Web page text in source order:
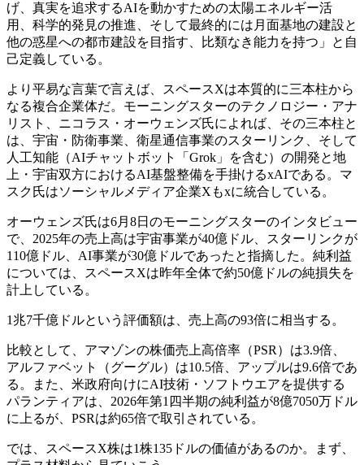
げ、真実を追求するAIを動かすための太陽エネルギー活
用、科学的発見の推進、そして最終的には月面基地の建設と
他の惑星への都市建設を目指す、比類なき能力を持つ」と自
己定義している。
より平易な言葉で言えば、スペースXは本質的に三本柱から
なる複合企業体だ。モーニングスターのテクノロジー・アナ
リスト、ニコラス・オーウェンズ氏によれば、その三本柱と
は、宇宙・防衛事業、衛星通信事業のスターリンク、そして
人工知能（AIチャットボット「Grok」を含む）の開発と地
上・宇宙双方におけるAI基盤整備を手掛けるxAIである。マ
スク氏はソーシャルメディア企業Xもxに統合している。
オーウェンズ氏は6月8日のモーニングスターのインタビュー
で、2025年の売上高は宇宙事業が40億ドル、スターリンクが
110億ドル、AI事業が30億ドルであったと指摘した。純利益
については、スペースXは昨年全体で約50億ドルの純損失を
計上している。
1兆7千億ドルという評価額は、売上高の93倍に相当する。
比較として、アマゾンの株価売上高倍率（PSR）は3.9倍、
アルファベット（グーグル）は10.5倍、アップルは9.6倍であ
る。また、米政府向けにAI技術・ソフトウエアを提供する
パランティアは、2026年第1四半期の純利益が8億7050万ドル
に上るが、PSRは約65倍で取引されている。
では、スペースX株は1株135ドルの価値があるのか。まず、